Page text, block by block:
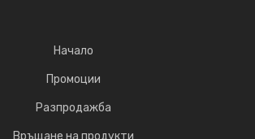
Начало
Промоции
Разпродажба